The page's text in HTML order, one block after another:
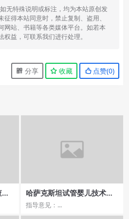
无特殊说明或标注，均为本站原创发
得本站同意时，禁止复制、盗用、
网站、书籍等各类媒体平台。如若本
益，可联系我们进行处理。
分享 收藏 点赞(0)
哈萨克斯坦试管婴儿技术领
先程度
指导意见：...